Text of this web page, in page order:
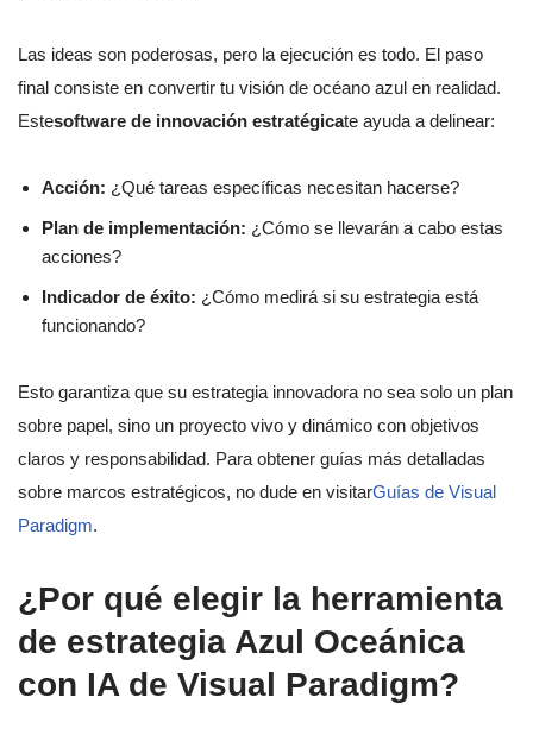
Las ideas son poderosas, pero la ejecución es todo. El paso
final consiste en convertir tu visión de océano azul en realidad.
Estesoftware de innovación estratégicate ayuda a delinear:
Acción: ¿Qué tareas específicas necesitan hacerse?
Plan de implementación: ¿Cómo se llevarán a cabo estas
acciones?
Indicador de éxito: ¿Cómo medirá si su estrategia está
funcionando?
Esto garantiza que su estrategia innovadora no sea solo un plan
sobre papel, sino un proyecto vivo y dinámico con objetivos
claros y responsabilidad. Para obtener guías más detalladas
sobre marcos estratégicos, no dude en visitarGuías de Visual
Paradigm.
¿Por qué elegir la herramienta
de estrategia Azul Oceánica
con IA de Visual Paradigm?